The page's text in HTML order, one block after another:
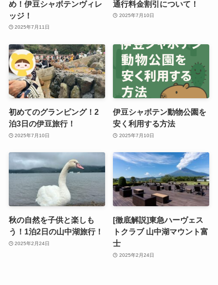
め！伊豆シャボテンヴィレ
ッジ！
2025年7月11日
通行料金割引について！
2025年7月10日
初めてのグランピング！2
泊3日の伊豆旅行！
2025年7月10日
伊豆シャボテン動物公園を
安く利用する方法
2025年7月10日
秋の自然を子供と楽しも
う！1泊2日の山中湖旅行！
2025年2月24日
[徹底解説]東急ハーヴェス
トクラブ 山中湖マウント富
士
2025年2月24日